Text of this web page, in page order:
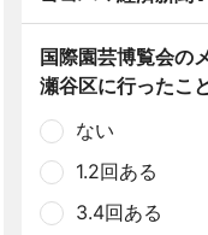
国際園芸博覧会の
瀬谷区に行ったこ
ない
1.2回ある
3.4回ある